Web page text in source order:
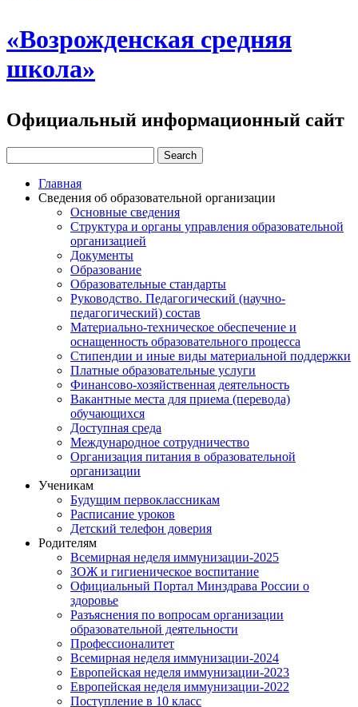
«Возрожденская средняя
школа»
Официальный информационный сайт
Главная
Сведения об образовательной организации
Основные сведения
Структура и органы управления образовательной
организацией
Документы
Образование
Образовательные стандарты
Руководство. Педагогический (научно-
педагогический) состав
Материально-техническое обеспечение и
оснащенность образовательного процесса
Стипендии и иные виды материальной поддержки
Платные образовательные услуги
Финансово-хозяйственная деятельность
Вакантные места для приема (перевода)
обучающихся
Доступная среда
Международное сотрудничество
Организация питания в образовательной
организации
Ученикам
Будущим первоклассникам
Расписание уроков
Детский телефон доверия
Родителям
Всемирная неделя иммунизации-2025
ЗОЖ и гигиеническое воспитание
Официальный Портал Минздрава России о
здоровье
Разъяснения по вопросам организации
образовательной деятельности
Профессионалитет
Всемирная неделя иммунизации-2024
Европейская неделя иммунизации-2023
Европейская неделя иммунизации-2022
Поступление в 10 класс